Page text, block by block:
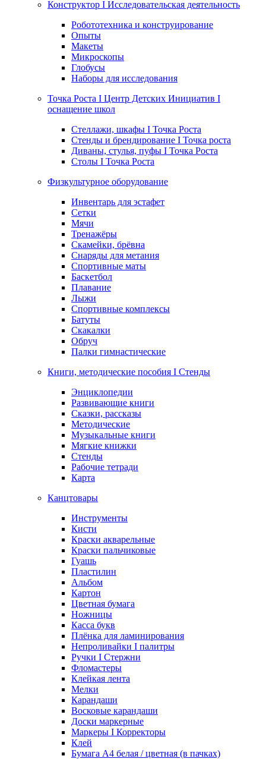
Конструктор I Исследовательская деятельность
Робототехника и конструирование
Опыты
Макеты
Микроскопы
Глобусы
Наборы для исследования
Точка Роста I Центр Детских Инициатив I
оснащение школ
Стеллажи, шкафы I Точка Роста
Стенды и брендирование I Точка роста
Диваны, стулья, пуфы I Точка Роста
Столы I Точка Роста
Физкультурное оборудование
Инвентарь для эстафет
Сетки
Мячи
Тренажёры
Скамейки, брёвна
Снаряды для метания
Спортивные маты
Баскетбол
Плавание
Лыжи
Спортивные комплексы
Батуты
Скакалки
Обруч
Палки гимнастические
Книги, методические пособия I Стенды
Энциклопедии
Развивающие книги
Сказки, рассказы
Методические
Музыкальные книги
Мягкие книжки
Стенды
Рабочие тетради
Карта
Канцтовары
Инструменты
Кисти
Краски акварельные
Краски пальчиковые
Гуашь
Пластилин
Альбом
Картон
Цветная бумага
Ножницы
Касса букв
Плёнка для ламинирования
Непроливайки I палитры
Ручки I Стержни
Фломастеры
Клейкая лента
Мелки
Карандаши
Восковые карандаши
Доски маркерные
Маркеры I Корректоры
Клей
Бумага А4 белая / цветная (в пачках)